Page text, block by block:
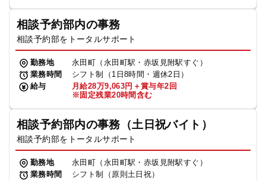
相談予約部内の事務
相談予約部をトータルサポート
勤務地
永田町（永田町駅・赤坂見附駅すぐ）
業務時間
シフト制（1日8時間・週休2日）
給与
月給28万9,063円＋賞与年2回
※固定残業20時間含む
相談予約部内の事務（土日祝バイト）
相談予約部をトータルサポート
勤務地
永田町（永田町駅・赤坂見附駅すぐ）
業務時間
シフト制（原則土日祝）